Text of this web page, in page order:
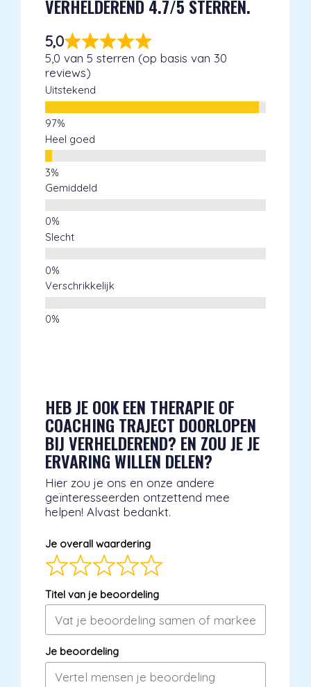
VERHELDEREND 4.7/5 STERREN.
5,0
5,0 van 5 sterren (op basis van 30
reviews)
Uitstekend
Heel goed
Gemiddeld
Slecht
Verschrikkelijk
HEB JE OOK EEN THERAPIE OF
COACHING TRAJECT DOORLOPEN
BIJ VERHELDEREND? EN ZOU JE JE
ERVARING WILLEN DELEN?
Hier zou je ons en onze andere
geïnteresseerden ontzettend mee
helpen! Alvast bedankt.
Je overall waardering
Titel van je beoordeling
Je beoordeling